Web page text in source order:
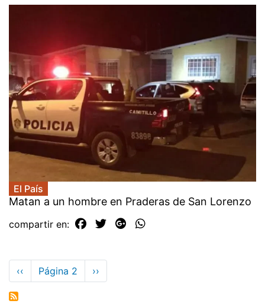
El País
Matan a un hombre en Praderas de San Lorenzo
compartir en:
Paginación
Página
anterior
‹‹ Página 2
Siguiente
página
››